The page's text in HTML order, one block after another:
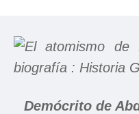
Demócrito de